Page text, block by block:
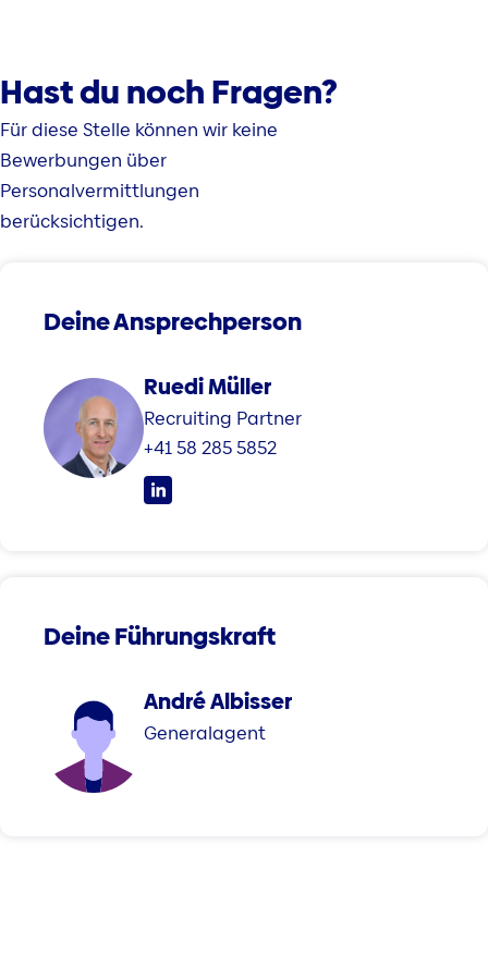
Hast du noch Fragen?
Für diese Stelle können wir keine
Bewerbungen über
Personalvermittlungen
berücksichtigen.
Deine Ansprechperson
Ruedi Müller
Recruiting Partner
+41 58 285 5852
Deine Führungskraft
André Albisser
Generalagent